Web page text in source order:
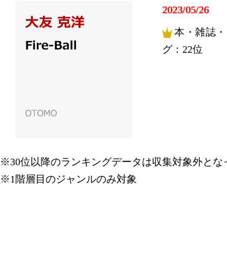
2023/05/26
本・雑誌
グ：22位
※30位以降のランキングデータは収集対象外とな
※1階層目のジャンルのみ対象